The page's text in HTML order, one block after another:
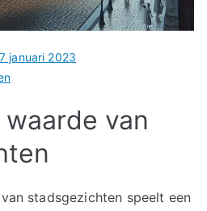
januari 2023
van
stadsgezichten speelt een